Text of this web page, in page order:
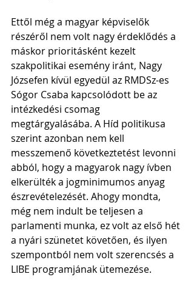
Ettől még a magyar képviselők
részéről nem volt nagy érdeklődés a
máskor prioritásként kezelt
szakpolitikai esemény iránt, Nagy
Józsefen kívül egyedül az RMDSz-es
Sógor Csaba kapcsolódott be az
intézkedési csomag
megtárgyalásába. A Híd politikusa
szerint azonban nem kell
messzemenő következtetést levonni
abból, hogy a magyarok nagy ívben
elkerülték a jogminimumos anyag
észrevételezését. Ahogy mondta,
még nem indult be teljesen a
parlamenti munka, ez volt az első hét
a nyári szünetet követően, és ilyen
szempontból nem volt szerencsés a
LIBE programjának ütemezése.